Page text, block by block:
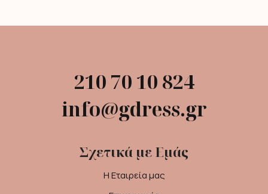
210 70 10 824
info@gdress.gr
Σχετικά με Εμάς
Η Εταιρεία μας